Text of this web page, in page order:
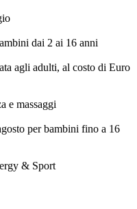
dai 2 ai 16 anni
agli adulti, al costo di Euro
e massaggi
per bambini fino a 16
& Sport